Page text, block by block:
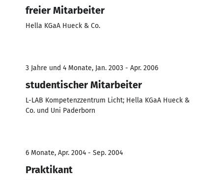
freier Mitarbeiter
Hella KGaA Hueck & Co.
3 Jahre und 4 Monate, Jan. 2003 - Apr. 2006
studentischer Mitarbeiter
L-LAB Kompetenzzentrum Licht; Hella KGaA Hueck &
Co. und Uni Paderborn
6 Monate, Apr. 2004 - Sep. 2004
Praktikant